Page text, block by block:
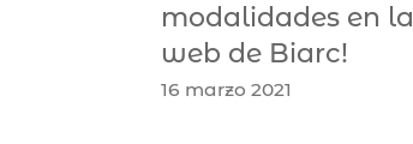
modalidades en la
web de Biarc!
16 marzo 2021